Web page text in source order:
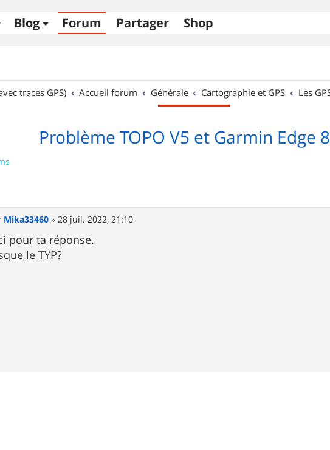
Blog Forum Partager Shop
traces GPS)
Accueil forum Générale Cartographie et GPS Les
Problème TOPO V5 et Garmin Edge
Mika33460 »28 juil. 2022, 21:10
pour ta réponse.
le TYP?